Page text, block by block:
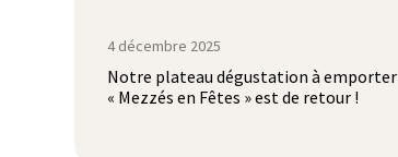
4 décembre 2025
Notre plateau dégustation à emporter
« Mezzés en Fêtes » est de retour !